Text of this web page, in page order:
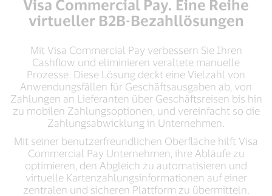
Visa Commercial Pay. Eine Reihe
virtueller B2B-Bezahllösungen
Mit Visa Commercial Pay verbessern Sie Ihren
Cashflow und eliminieren veraltete manuelle
Prozesse. Diese Lösung deckt eine Vielzahl von
Anwendungsfällen für Geschäftsausgaben ab, von
Zahlungen an Lieferanten über Geschäftsreisen bis hin
zu mobilen Zahlungsoptionen, und vereinfacht so die
Zahlungsabwicklung in Unternehmen.
Mit seiner benutzerfreundlichen Oberfläche hilft Visa
Commercial Pay Unternehmen, ihre Abläufe zu
optimieren, den Abgleich zu automatisieren und
virtuelle Kartenzahlungsinformationen auf einer
zentralen und sicheren Plattform zu übermitteln.